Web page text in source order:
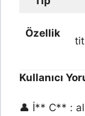
Özellik
Kullanıcı
👤 İ** C** :